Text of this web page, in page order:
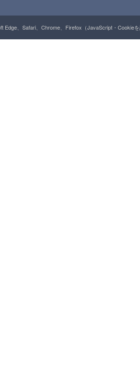
Edge、Safari、Chrome、Firefox（JavaScript・Cookie